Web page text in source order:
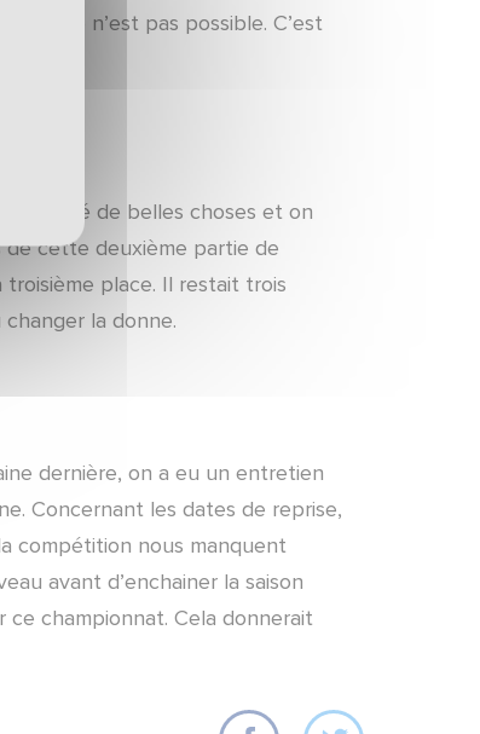
ce n’est pas possible. C’est
a montré de belles choses et on
de cette deuxième partie de
place. Il restait trois
la donne.
dernière, on a eu un entretien
Concernant les dates de reprise,
compétition nous manquent
avant d’enchainer la saison
ce championnat. Cela donnerait